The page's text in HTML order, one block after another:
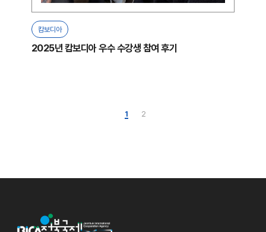
캄보디아
2025년 캄보디아 우수 수강생 참여 후기
1 2